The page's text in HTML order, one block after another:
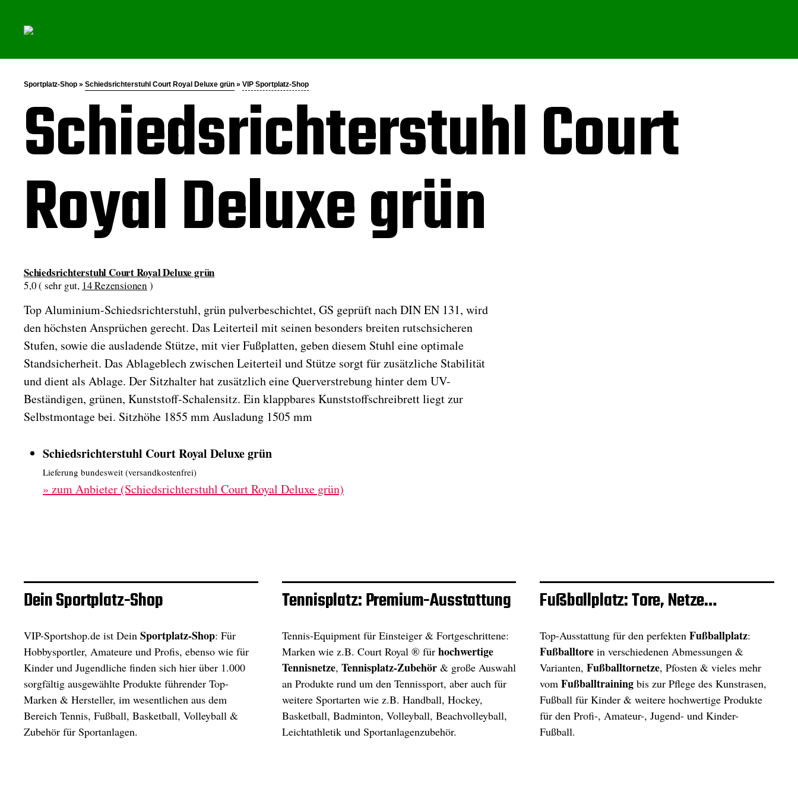
Sportplatz-Shop » Schiedsrichterstuhl Court Royal Deluxe grün »VIP Sportplatz-Shop
Schiedsrichterstuhl Court
Royal Deluxe grün
Schiedsrichterstuhl Court Royal Deluxe grün
5,0 ( sehr gut, 14 Rezensionen )
Top Aluminium-Schiedsrichterstuhl, grün pulverbeschichtet, GS geprüft nach DIN EN 131, wird
den höchsten Ansprüchen gerecht. Das Leiterteil mit seinen besonders breiten rutschsicheren
Stufen, sowie die ausladende Stütze, mit vier Fußplatten, geben diesem Stuhl eine optimale
Standsicherheit. Das Ablageblech zwischen Leiterteil und Stütze sorgt für zusätzliche Stabilität
und dient als Ablage. Der Sitzhalter hat zusätzlich eine Querverstrebung hinter dem UV-
Beständigen, grünen, Kunststoff-Schalensitz. Ein klappbares Kunststoffschreibrett liegt zur
Selbstmontage bei. Sitzhöhe 1855 mm Ausladung 1505 mm
Schiedsrichterstuhl Court Royal Deluxe grün
Lieferung bundesweit (versandkostenfrei)
» zum Anbieter (Schiedsrichterstuhl Court Royal Deluxe grün)
Dein Sportplatz-Shop
VIP-Sportshop.de ist Dein Sportplatz-Shop: Für
Hobbysportler, Amateure und Profis, ebenso wie für
Kinder und Jugendliche finden sich hier über 1.000
sorgfältig ausgewählte Produkte führender Top-
Marken & Hersteller, im wesentlichen aus dem
Bereich Tennis, Fußball, Basketball, Volleyball &
Zubehör für Sportanlagen.
Tennisplatz: Premium-Ausstattung
Tennis-Equipment für Einsteiger & Fortgeschrittene:
Marken wie z.B. Court Royal ® für hochwertige
Tennisnetze, Tennisplatz-Zubehör& große Auswahl
an Produkte rund um den Tennissport, aber auch für
weitere Sportarten wie z.B. Handball, Hockey,
Basketball, Badminton, Volleyball, Beachvolleyball,
Leichtathletik und Sportanlagenzubehör.
Fußballplatz: Tore, Netze…
Top-Ausstattung für den perfektenFußballplatz:
Fußballtore in verschiedenen Abmessungen &
Varianten,Fußballtornetze, Pfosten & vieles mehr
vomFußballtraining bis zur Pflege des Kunstrasen,
Fußball für Kinder & weitere hochwertige Produkte
für den Profi-, Amateur-, Jugend- und Kinder-
Fußball.